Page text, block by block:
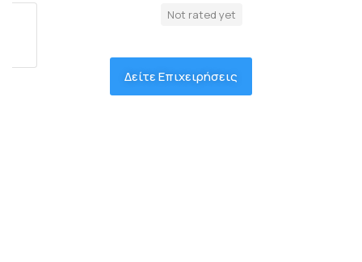
Not rated yet
Δείτε Επιχειρήσεις